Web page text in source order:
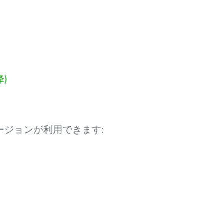
)
ジョンが利用できます: